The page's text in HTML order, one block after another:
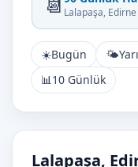
Lalapaşa, Edirne
☀️Bugün 🌤️
📊10 Günlük
Lalapaşa,